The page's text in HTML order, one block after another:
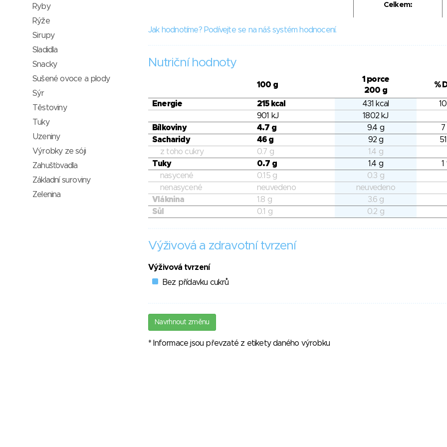
Celkem:
Jak hodnotíme? Podívejte se na náš systém hodnocení.
Nutriční hodnoty
100 g
1 porce
200 g
%
Energie 215 kcal 431 kcal
901 kJ
1802 kJ
Bílkoviny
4.7 g 9.4 g
7
Sacharidy
46 g 92 g
z toho cukry
0.7 g
1.4 g
Tuky
0.7 g 1.4 g
1
nasycené
0.15 g
0.3 g
nenasycené
neuvedeno
neuvedeno
Vláknina
1.8 g
3.6 g
Sůl
0.1 g 0.2 g
Výživová a zdravotní tvrzení
Výživová tvrzení
Bez přídavku cukrů
Navrhnout změnu
* Informace jsou převzaté z etikety daného výrobku
Ryby
Rýže
Sirupy
Sladidla
Snacky
Sušené ovoce a plody
Sýr
Těstoviny
Tuky
Uzeniny
Výrobky ze sóji
Zahušťovadla
Základní suroviny
Zelenina